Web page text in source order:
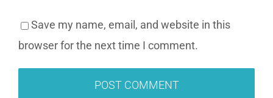
Save my name, email, and website in this
browser for the next time I comment.